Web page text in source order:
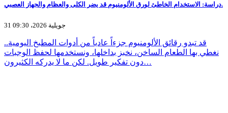
دراسة: الاستخدام الخاطئ لورق الألومنيوم قد يضر الكلى والعظام والجهاز العصبي.
31 جويلية 2026، 09:30
قد تبدو رقائق الألومنيوم جزءاً عادياً من أدوات المطبخ اليومية..
نغطي بها الطعام الساخن، نخبز بداخلها، ونستخدمها لحفظ الوجبات
دون تفكير طويل. لكن ما لا يدركه الكثيرون…